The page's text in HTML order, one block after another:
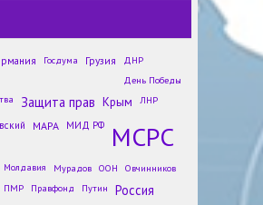
Госдума Грузия
ДНР
День Победы
Защита прав Крым
ЛНР
МАРА МИД РФ МСРС
Молдавия Мурадов ООН
Овчинников
ПМР
Правфонд Путин Россия
сказки 14-
россиянки войдут в
надпись на
языке уничтожили в
клубы дружбы